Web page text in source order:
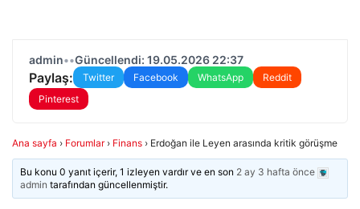
admin••Güncellendi: 19.05.2026 22:37
Paylaş: Twitter Facebook WhatsApp
Reddit
Pinterest
Ana sayfa › Forumlar › Finans › Erdoğan ile Leyen arasında kritik görüşme
Bu konu 0 yanıt içerir, 1 izleyen vardır ve en son 2 ay 3 hafta önce
admin tarafından güncellenmiştir.